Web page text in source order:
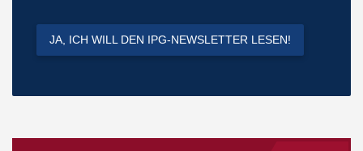
JA, ICH WILL DEN IPG-NEWSLETTER LESEN!